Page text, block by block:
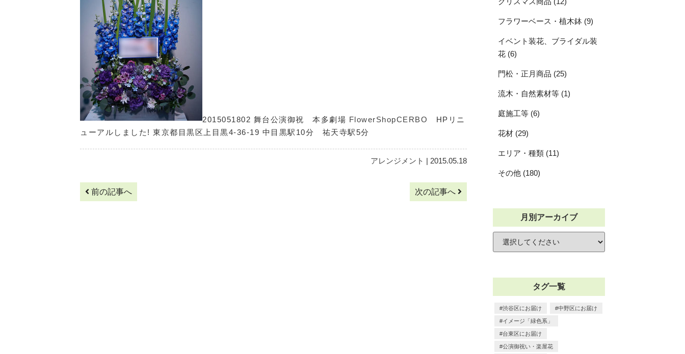
2015051802 舞台公演御祝 本多劇場 FlowerShopCERBO
HPリニ
ューアルしました! 東京都目黒区上目黒4-36-19 中目黒駅10分 祐天寺駅5分
アレンジメント | 2015.05.18
前の記事へ 次の記事へ
フラワーベース・植木鉢 (9)
イベント装花、ブライダル装
花 (6)
門松・正月商品 (25)
流木・自然素材等 (1)
庭施工等 (6)
花材 (29)
エリア・種類 (11)
その他 (180)
月別アーカイブ
タグ一覧
渋谷区にお届け 中野区にお届け
イメージ「緑色系」
台東区にお届け
公演御祝い・楽屋花